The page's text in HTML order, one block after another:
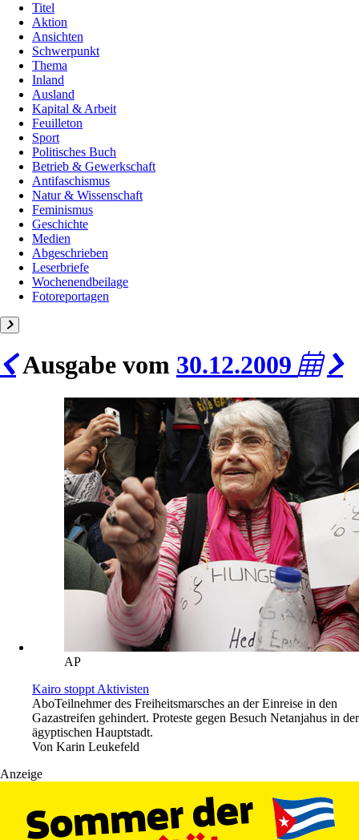
Titel
Aktion
Ansichten
Schwerpunkt
Thema
Inland
Ausland
Kapital & Arbeit
Feuilleton
Sport
Politisches Buch
Betrieb & Gewerkschaft
Antifaschismus
Natur & Wissenschaft
Feminismus
Geschichte
Medien
Abgeschrieben
Leserbriefe
Wochenendbeilage
Fotoreportagen
Ausgabe vom 30.12.2009
AP
Kairo stoppt Aktivisten
AboTeilnehmer des Freiheitsmarsches an der Einreise in den
Gazastreifen gehindert. Proteste gegen Besuch Netanjahus in der
ägyptischen Hauptstadt.
Von Karin Leukefeld
Anzeige